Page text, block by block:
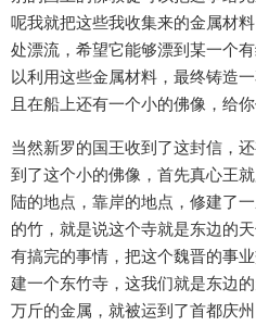
呢我就把这些我收集来的金属材
处漂流，希望它能够漂到某一个
以利用这些金属材料，最终铸造
且在船上还有一个小的佛像，给
当然新罗的国王收到了这封信，
到了这个小的佛像，首先真心王
陆的地点，靠岸的地点，修建了
的竹，就是说这个寺就是东边的
有搞完的事情，把这个魏晋的事
建一个东竹寺，这我们就是东边
万斤的金属，就被运到了首都庆